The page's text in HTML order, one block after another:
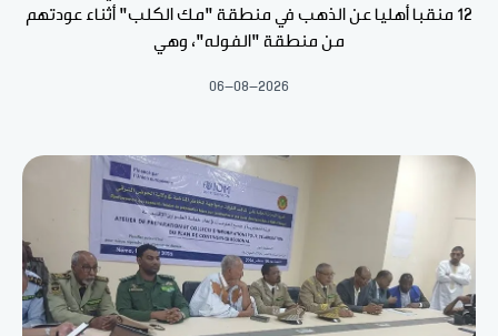
12 منقبا أهليا عن الذهب في منطقة "مك الكلب" أثناء عودتهم
من منطقة "الفوله"، وهي
06-08-2026